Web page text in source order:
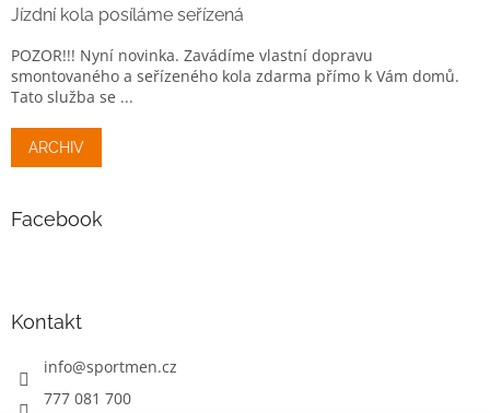
Jízdní kola posíláme seřízená
POZOR!!! Nyní novinka. Zavádíme vlastní dopravu
smontovaného a seřízeného kola zdarma přímo k Vám domů.
Tato služba se ...
ARCHIV
Facebook
Kontakt
info@sportmen.cz
777 081 700